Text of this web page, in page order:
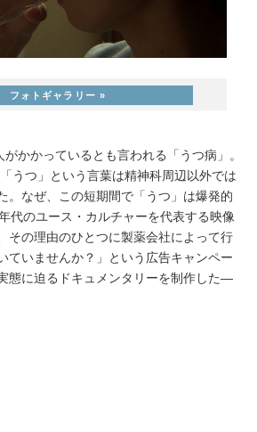
かかっているとも言われる「うつ病」。
うつ」という言葉は精神科周辺以外では
。なぜ、この短期間で「うつ」は爆発的
のユース・カルチャーを代表する映像
その理由のひとつに製薬会社によって行
ていませんか？」という広告キャンペー
態に迫るドキュメンタリーを制作した―